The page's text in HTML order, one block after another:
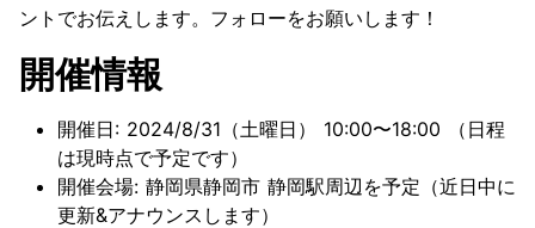
ントでお伝えします。フォローをお願いします！
開催情報
開催日: 2024/8/31（土曜日） 10:00〜18:00 （日程
は現時点で予定です）
開催会場: 静岡県静岡市 静岡駅周辺を予定（近日中に
更新&アナウンスします）